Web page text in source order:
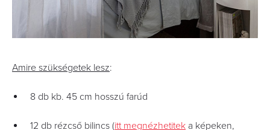
Amire szükségetek lesz:
8 db kb. 45 cm hosszú farúd
12 db rézcső bilincs (itt megnézhetitek a képeken,